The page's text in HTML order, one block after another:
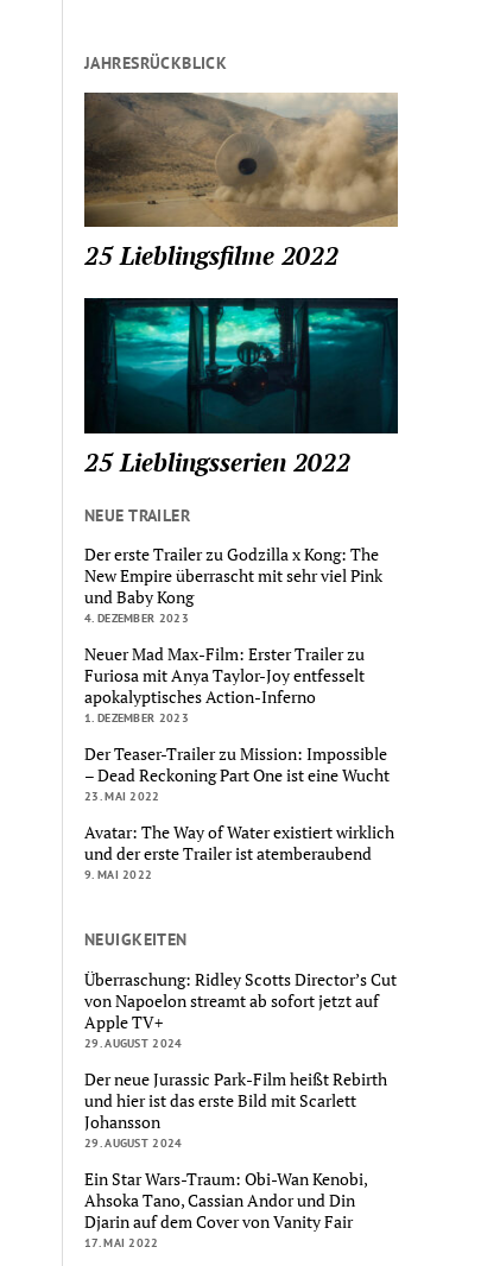
JAHRESRÜCKBLICK
25 Lieblingsfilme 2022
25 Lieblingsserien 2022
NEUE TRAILER
Der erste Trailer zu Godzilla x Kong: The
New Empire überrascht mit sehr viel Pink
und Baby Kong
4. DEZEMBER 2023
Neuer Mad Max-Film: Erster Trailer zu
Furiosa mit Anya Taylor-Joy entfesselt
apokalyptisches Action-Inferno
1. DEZEMBER 2023
Der Teaser-Trailer zu Mission: Impossible
– Dead Reckoning Part One ist eine Wucht
23. MAI 2022
Avatar: The Way of Water existiert wirklich
und der erste Trailer ist atemberaubend
9. MAI 2022
NEUIGKEITEN
Überraschung: Ridley Scotts Director’s Cut
von Napoelon streamt ab sofort jetzt auf
Apple TV+
29. AUGUST 2024
Der neue Jurassic Park-Film heißt Rebirth
und hier ist das erste Bild mit Scarlett
Johansson
29. AUGUST 2024
Ein Star Wars-Traum: Obi-Wan Kenobi,
Ahsoka Tano, Cassian Andor und Din
Djarin auf dem Cover von Vanity Fair
17. MAI 2022